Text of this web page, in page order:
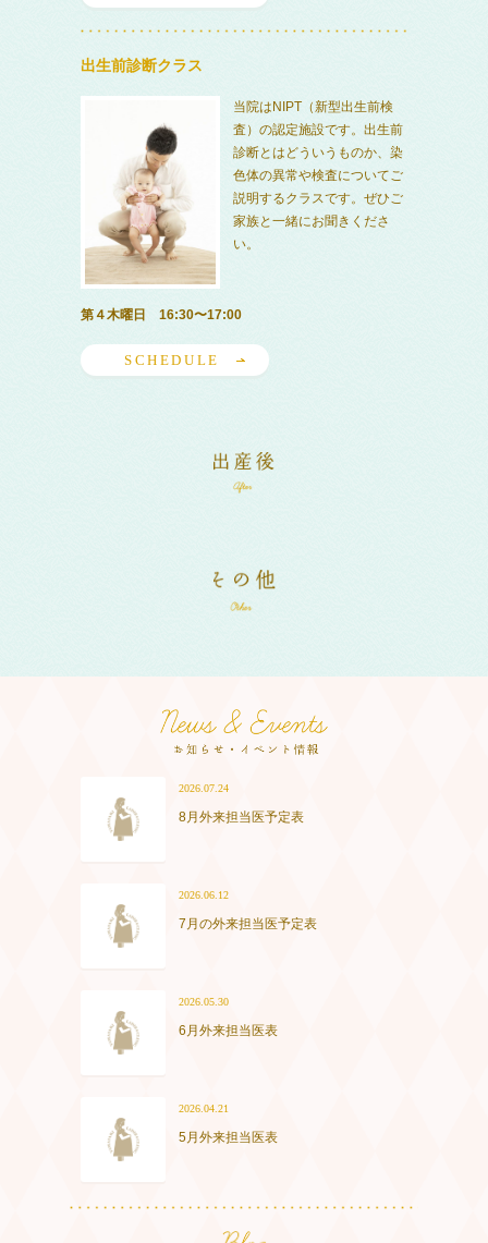
出生前診断クラス
当院はNIPT（新型出生前検
査）の認定施設です。出生前
診断とはどういうものか、染
色体の異常や検査についてご
説明するクラスです。ぜひご
家族と一緒にお聞きくださ
い。
第４木曜日 16:30〜17:00
SCHEDULE
2026.07.24
8月外来担当医予定表
2026.06.12
7月の外来担当医予定表
2026.05.30
6月外来担当医表
2026.04.21
5月外来担当医表